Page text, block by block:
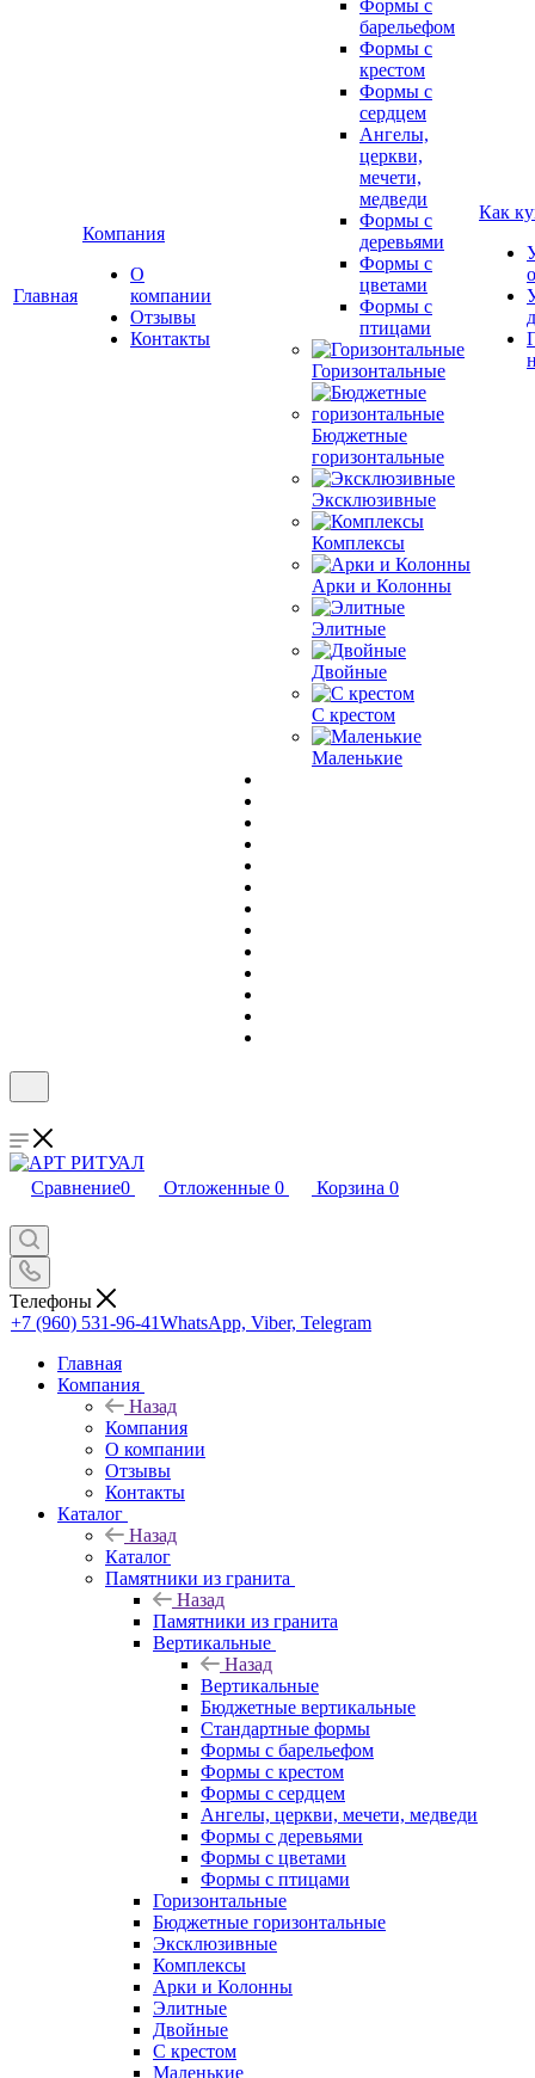
Главная
Компания
О
компании
Отзывы
Контакты
Формы с
барельефом
Формы с
крестом
Формы с
сердцем
Ангелы,
церкви,
мечети,
медведи
Формы с
деревьями
Формы с
цветами
Формы с
птицами
Горизонтальные
Бюджетные
горизонтальные
Эксклюзивные
Комплексы
Арки и Колонны
Элитные
Двойные
С крестом
Маленькие
Как
Сравнение0 Отложенные 0 Корзина 0
Телефоны
+7 (960) 531-96-41WhatsApp, Viber, Telegram
Главная
Компания
Назад
Компания
О компании
Отзывы
Контакты
Каталог
Назад
Каталог
Памятники из гранита
Назад
Памятники из гранита
Вертикальные
Назад
Вертикальные
Бюджетные вертикальные
Стандартные формы
Формы с барельефом
Формы с крестом
Формы с сердцем
Ангелы, церкви, мечети, медведи
Формы с деревьями
Формы с цветами
Формы с птицами
Горизонтальные
Бюджетные горизонтальные
Эксклюзивные
Комплексы
Арки и Колонны
Элитные
Двойные
С крестом
Маленькие